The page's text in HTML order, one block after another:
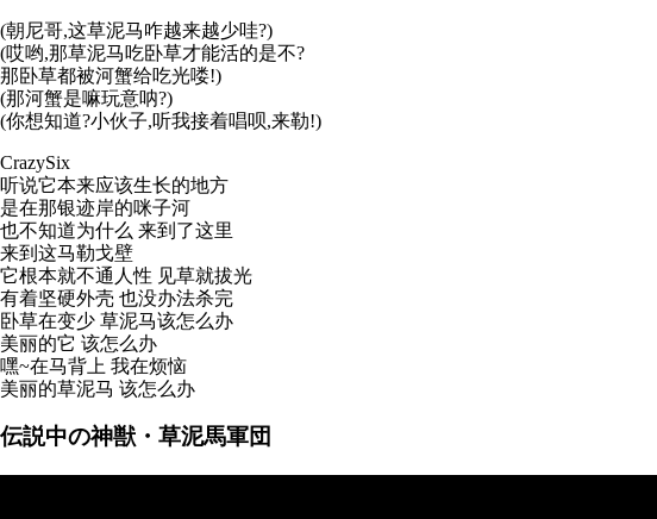
(朝尼哥,这草泥马咋越来越少哇?)
(哎哟,那草泥马吃卧草才能活的是不?
那卧草都被河蟹给吃光喽!)
(那河蟹是嘛玩意呐?)
(你想知道?小伙子,听我接着唱呗,来勒!)
CrazySix
听说它本来应该生长的地方
是在那银迹岸的咪子河
也不知道为什么 来到了这里
来到这马勒戈壁
它根本就不通人性 见草就拔光
有着坚硬外壳 也没办法杀完
卧草在变少 草泥马该怎么办
美丽的它 该怎么办
嘿~在马背上 我在烦恼
美丽的草泥马 该怎么办
伝説中の神獣・草泥馬軍団